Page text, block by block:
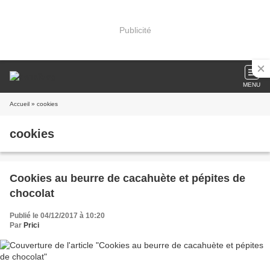
Publicité
MENU
Accueil » cookies
cookies
Cookies au beurre de cacahuète et pépites de
chocolat
Publié le 04/12/2017 à 10:20
Par Prici